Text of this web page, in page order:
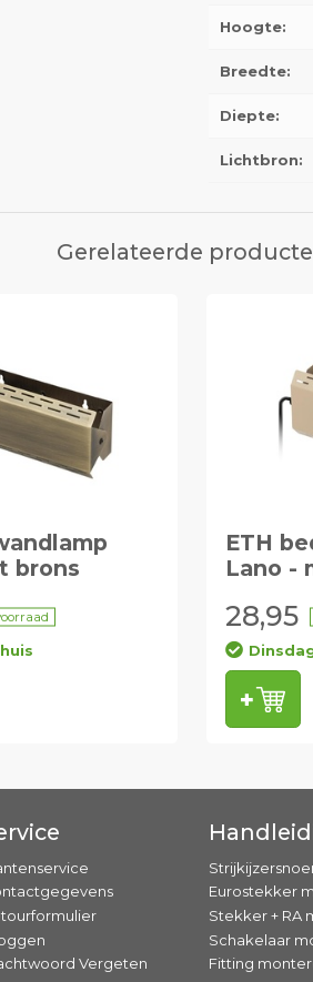
Hoogte:
Breedte:
Diepte:
Lichtbron:
Gerelateerde
brons
ETH
Lano -
28,95
Vergeten
Eurostekker
Stekker + RA
Schakelaar
Fitting